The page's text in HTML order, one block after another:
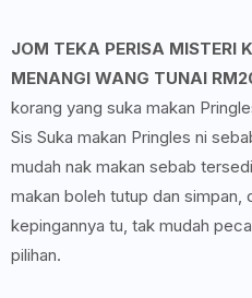
JOM TEKA PERISA MISTERI
MENANGI WANG TUNAI
korang yang suka makan
Sis Suka makan Pringles ni
mudah nak makan sebab
makan boleh tutup dan simpan,
kepingannya tu, tak mudah
pilihan.